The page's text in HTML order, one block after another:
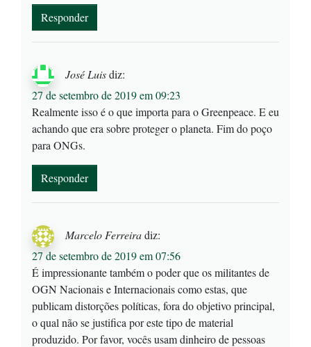
Responder
José Luisdiz:
27 de setembro de 2019 em 09:23
Realmente isso é o que importa para o Greenpeace. E eu
achando que era sobre proteger o planeta. Fim do poço
para ONGs.
Responder
Marcelo Ferreiradiz:
27 de setembro de 2019 em 07:56
É impressionante também o poder que os militantes de
OGN Nacionais e Internacionais como estas, que
publicam distorções políticas, fora do objetivo principal,
o qual não se justifica por este tipo de material
produzido. Por favor, vocês usam dinheiro de pessoas